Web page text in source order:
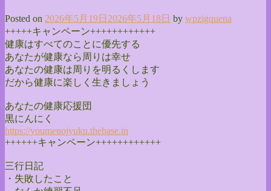
Posted on 2026年5月19日 2026年5月18日 by wpzigquena
+++++キャンペーン++++++++++++
健康はすべてのことに優先する
あなたが健康なら周りは幸せ
あなたの健康は周りを明るくします
だから健康に楽しく生きましょう
あなたの健康応援団
黒にんにく
https://youmenojyuku.thebase.in
++++++キャンペーン++++++++++++
三行日記
・失敗したこと